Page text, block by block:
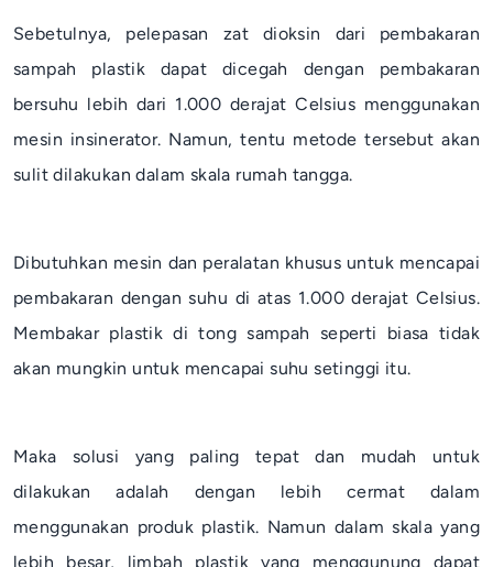
Sebetulnya, pelepasan zat dioksin dari pembakaran
sampah plastik dapat dicegah dengan pembakaran
bersuhu lebih dari 1.000 derajat Celsius menggunakan
mesin insinerator. Namun, tentu metode tersebut akan
sulit dilakukan dalam skala rumah tangga.
Dibutuhkan mesin dan peralatan khusus untuk mencapai
pembakaran dengan suhu di atas 1.000 derajat Celsius.
Membakar plastik di tong sampah seperti biasa tidak
akan mungkin untuk mencapai suhu setinggi itu.
Maka solusi yang paling tepat dan mudah untuk
dilakukan adalah dengan lebih cermat dalam
menggunakan produk plastik. Namun dalam skala yang
lebih besar, limbah plastik yang menggunung dapat